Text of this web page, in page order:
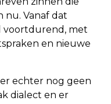
nu. Vanaf dat
voortdurend, met
en nieuwe
echter nog geen
dialect en er